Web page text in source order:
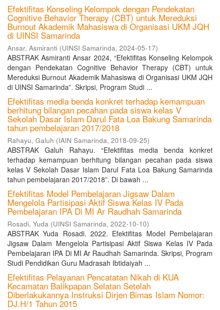
Efektifitas Konseling Kelompok dengan Pendekatan
Cognitive Behavior Therapy (CBT) untuk Mereduksi
Burnout Akademik Mahasiswa di Organisasi UKM JQH
di UINSI Samarinda
Ansar, Asmiranti (UINSI Samarinda, 2024-05-17)
ABSTRAK Asmiranti Ansar 2024, “Efektifitas Konseling Kelompok
dengan Pendekatan Cognitive Behavior Therapy (CBT) untuk
Mereduksi Burnout Akademik Mahasiswa di Organisasi UKM JQH
di UINSI Samarinda”. Skripsi, Program Studi ...
Efektifitas media benda konkret terhadap kemampuan
berhitung bilangan pecahan pada siswa kelas V
Sekolah Dasar Islam Darul Fata Loa Bakung Samarinda
tahun pembelajaran 2017/2018
Rahayu, Galuh (IAIN Samarinda, 2018-09-25)
ABSTRAK Galuh Rahayu. “Efektifitas media benda konkret
terhadap kemampuan berhitung bilangan pecahan pada siswa
kelas V Sekolah Dasar Islam Darul Fata Loa Bakung Samarinda
tahun pembelajaran 2017/2018”. Di bawah ...
Efektifitas Model Pembelajaran Jigsaw Dalam
Mengelola Partisipasi Aktif Siswa Kelas IV Pada
Pembelajaran IPA Di MI Ar Raudhah Samarinda
Rosadi, Yuda (UINSI Samarinda, 2022-10-10)
ABSTRAK Yuda Rosadi. 2022. Efektifitas Model Pembelajaran
Jigsaw Dalam Mengelola Partisipasi Aktif Siswa Kelas IV Pada
Pembelajaran IPA Di MI Ar Raudhah Samarinda. Skripsi, Program
Studi Pendidikan Guru Madrasah Ibtidaiyah ...
Efektifitas Pelayanan Pencatatan Nikah di KUA
Kecamatan Balikpapan Selatan Setelah
Diberlakukannya Instruksi Dirjen Bimas Islam Nomor:
DJ.H/1 Tahun 2015